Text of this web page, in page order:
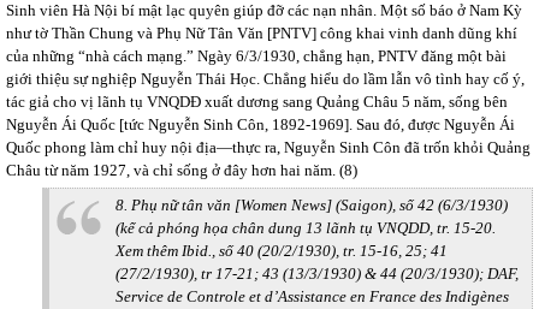
Sinh viên Hà Nội bí mật lạc quyên giúp đỡ các nạn nhân. Một số báo ở Nam Kỳ
như tờ Thần Chung và Phụ Nữ Tân Văn [PNTV] công khai vinh danh dũng khí
của những “nhà cách mạng.” Ngày 6/3/1930, chẳng hạn, PNTV đăng một bài
giới thiệu sự nghiệp Nguyễn Thái Học. Chẳng hiểu do lầm lẫn vô tình hay cố ý,
tác giả cho vị lãnh tụ VNQDĐ xuất dương sang Quảng Châu 5 năm, sống bên
Nguyễn Ái Quốc [tức Nguyễn Sinh Côn, 1892-1969]. Sau đó, được Nguyễn Ái
Quốc phong làm chỉ huy nội địa—thực ra, Nguyễn Sinh Côn đã trốn khỏi Quảng
Châu từ năm 1927, và chỉ sống ở đây hơn hai năm. (8)
8. Phụ nữ tân văn [Women News] (Saigon), số 42 (6/3/1930)
(kể cả phóng họa chân dung 13 lãnh tụ VNQDD, tr. 15-20.
Xem thêm Ibid., số 40 (20/2/1930), tr. 15-16, 25; 41
(27/2/1930), tr 17-21; 43 (13/3/1930) & 44 (20/3/1930); DAF,
Service de Controle et d’Assistance en France des Indigènes